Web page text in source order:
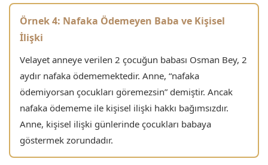
Örnek 4: Nafaka Ödemeyen Baba ve Kişisel
İlişki
Velayet anneye verilen 2 çocuğun babası Osman Bey, 2
aydır nafaka ödememektedir. Anne, “nafaka
ödemiyorsan çocukları göremezsin” demiştir. Ancak
nafaka ödememe ile kişisel ilişki hakkı bağımsızdır.
Anne, kişisel ilişki günlerinde çocukları babaya
göstermek zorundadır.